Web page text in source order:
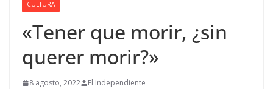
CULTURA
«Tener que morir, ¿sin
querer morir?»
8 agosto, 2022 El Independiente